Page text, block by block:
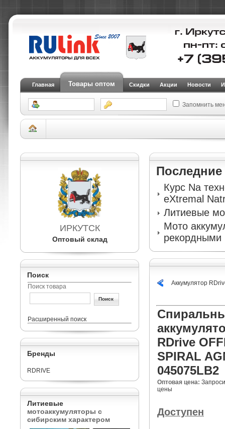
Главная Товары оптом Скидки Акции Новости
Запомнить
АКБ для легковых автомобилей и внедорожников
OFFROAD SPIRAL AGM EUS-045075LB2
ИРКУТСК
Оптовый склад
Поиск
Поиск товара
Расширенный поиск
Бренды
RDRIVE
Литиевые
мотоаккумуляторы с
сибирским характером
Последние
Курс Na
eXtremal
Литиевые
Мото
рекордными
Аккумулятор
RDrive
SPIRAL
045075LB2
Оптовая цена:
цены
Доступен